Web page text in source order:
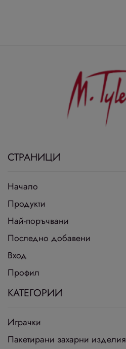
СТРАНИЦИ
Начало
Продукти
Най-поръчвани
Последно добавени
Вход
Профил
КАТЕГОРИИ
Играчки
Пакетирани захарни изделия